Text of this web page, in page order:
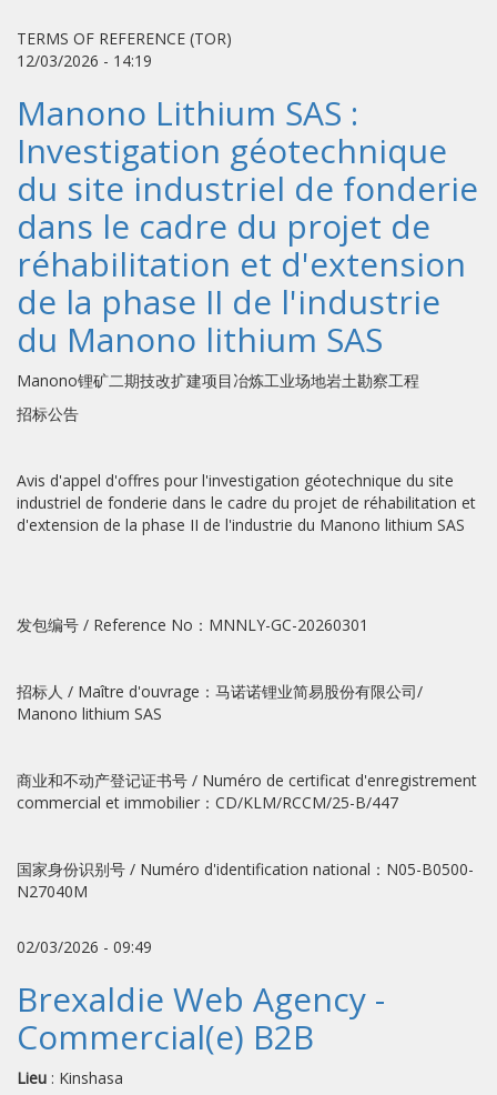
TERMS OF REFERENCE (TOR)
12/03/2026 - 14:19
Manono Lithium SAS :
Investigation géotechnique
du site industriel de fonderie
dans le cadre du projet de
réhabilitation et d'extension
de la phase II de l'industrie
du Manono lithium SAS
Manono锂矿二期技改扩建项目冶炼工业场地岩土勘察工程
招标公告
Avis d'appel d'offres pour l'investigation géotechnique du site
industriel de fonderie dans le cadre du projet de réhabilitation et
d'extension de la phase II de l'industrie du Manono lithium SAS
发包编号 / Reference No：MNNLY-GC-20260301
招标人 / Maître d'ouvrage：马诺诺锂业简易股份有限公司/
Manono lithium SAS
商业和不动产登记证书号 / Numéro de certificat d'enregistrement
commercial et immobilier：CD/KLM/RCCM/25-B/447
国家身份识别号 / Numéro d'identification national：N05-B0500-
N27040M
02/03/2026 - 09:49
Brexaldie Web Agency -
Commercial(e) B2B
Lieu : Kinshasa